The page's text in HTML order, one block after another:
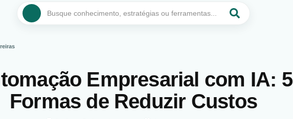
Pesquisar
Empresarial com IA: 5
Formas de Reduzir Custos